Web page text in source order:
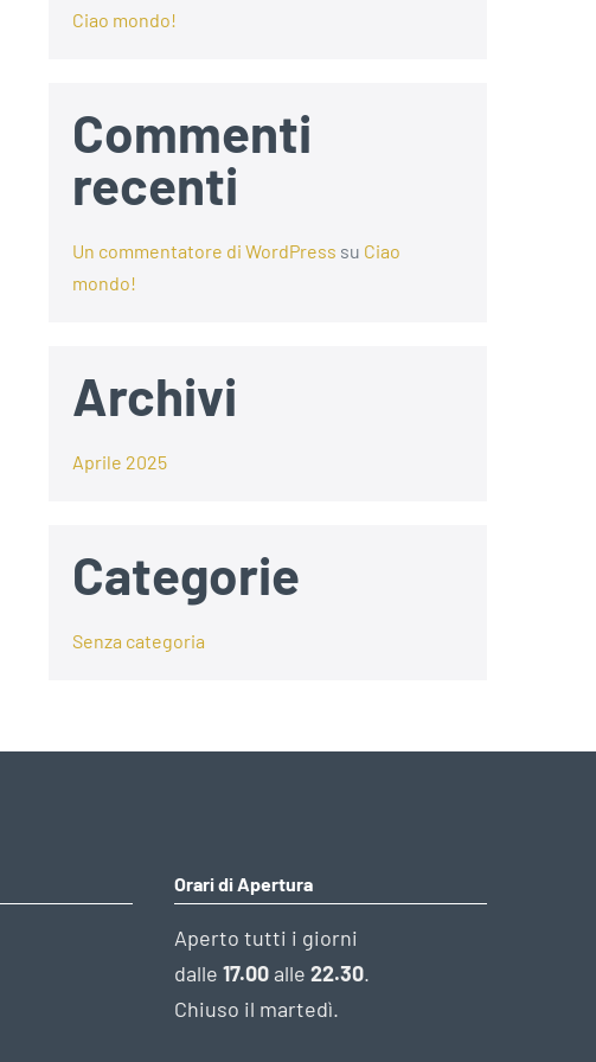
Ciao mondo!
Commenti
recenti
Un commentatore di WordPress su Ciao
mondo!
Archivi
Aprile 2025
Categorie
Senza categoria
Orari di Apertura
Aperto tutti i giorni
dalle17.00 alle22.30.
Chiuso il martedì.